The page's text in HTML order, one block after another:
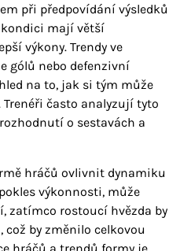
při předpovídání výsledků
kondici mají větší
výkony. Trendy ve
gólů nebo defenzivní
na to, jak si tým může
často analyzují tyto
o sestavách a
hráčů ovlivnit dynamiku
výkonnosti, může
zatímco rostoucí hvězda by
by změnilo celkovou